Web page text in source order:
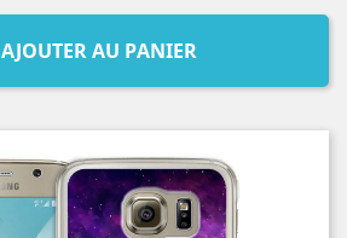
AJOUTER AU PANIER